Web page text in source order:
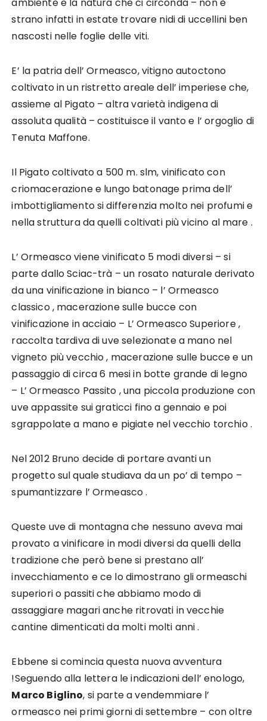
ambiente e la natura che ci circonda – non è
strano infatti in estate trovare nidi di uccellini ben
nascosti nelle foglie delle viti.
E’ la patria dell’ Ormeasco, vitigno autoctono
coltivato in un ristretto areale dell’ imperiese che,
assieme al Pigato – altra varietà indigena di
assoluta qualità – costituisce il vanto e l’ orgoglio di
Tenuta Maffone.
Il Pigato coltivato a 500 m. slm, vinificato con
criomacerazione e lungo batonage prima dell’
imbottigliamento si differenzia molto nei profumi e
nella struttura da quelli coltivati più vicino al mare .
L’ Ormeasco viene vinificato 5 modi diversi – si
parte dallo Sciac-trà – un rosato naturale derivato
da una vinificazione in bianco – l’ Ormeasco
classico , macerazione sulle bucce con
vinificazione in acciaio – L’ Ormeasco Superiore ,
raccolta tardiva di uve selezionate a mano nel
vigneto più vecchio , macerazione sulle bucce e un
passaggio di circa 6 mesi in botte grande di legno
– L’ Ormeasco Passito , una piccola produzione con
uve appassite sui graticci fino a gennaio e poi
sgrappolate a mano e pigiate nel vecchio torchio .
Nel 2012 Bruno decide di portare avanti un
progetto sul quale studiava da un po’ di tempo –
spumantizzare l’ Ormeasco .
Queste uve di montagna che nessuno aveva mai
provato a vinificare in modi diversi da quelli della
tradizione che però bene si prestano all’
invecchiamento e ce lo dimostrano gli ormeaschi
superiori o passiti che abbiamo modo di
assaggiare magari anche ritrovati in vecchie
cantine dimenticati da molti molti anni .
Ebbene si comincia questa nuova avventura
!Seguendo alla lettera le indicazioni dell’ enologo,
Marco Biglino, si parte a vendemmiare l’
ormeasco nei primi giorni di settembre – con oltre